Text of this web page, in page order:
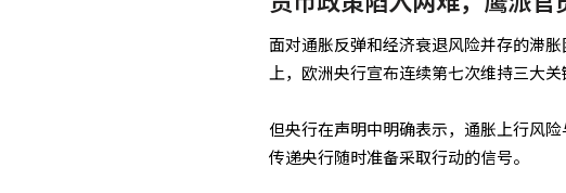
面对通胀反弹和经济衰退风险并存的滞
上，欧洲央行宣布连续第七次维持三大
但央行在声明中明确表示，通胀上行风
传递央行随时准备采取行动的信号。